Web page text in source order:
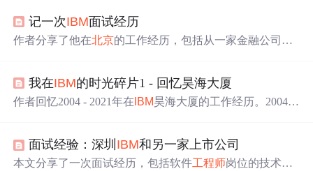
分配的项目组还不清楚，但表达了希望从事软件开发工作
的意愿。
记一次IBM面试经历
作者分享了他在北京的工作经历，包括从一家金融公司跳
他还是努力学习并通过了面试，但最终拒绝了
我在IBM的时光碎片1 - 回忆昊海大厦
作者回忆2004 - 2021年在 IBM昊海大厦的工作经历。2004年
回忆了同事、经理，以及周边生活场景，那是充实且难忘
的岁月。
面试经验：深圳 IBM和另一家上市公司
本文分享了一次面试经历，包括软件工程师岗位的技术面